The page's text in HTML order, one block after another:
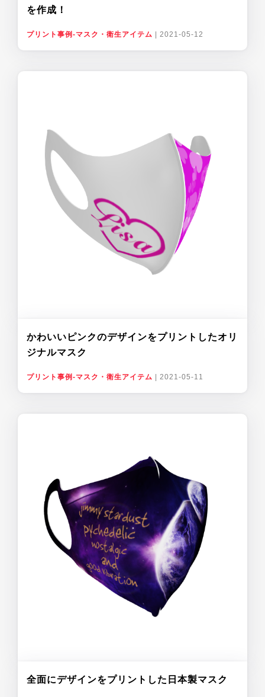
を作成！
プリント事例-マスク・衛生アイテム 2021-05-12
かわいいピンクのデザインをプリントしたオリ
ジナルマスク
プリント事例-マスク・衛生アイテム 2021-05-11
全面にデザインをプリントした日本製マスク